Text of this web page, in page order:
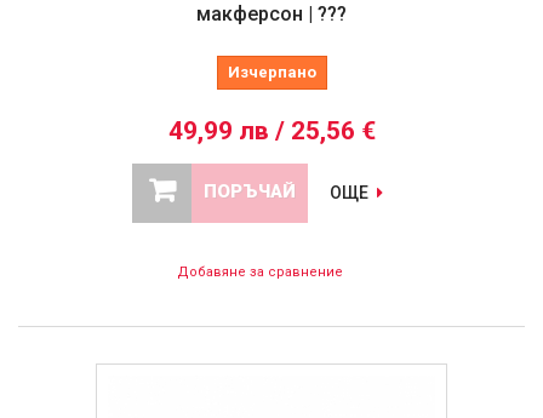
макферсон | ???
Изчерпано
49,99 лв / 25,56 €
ПОРЪЧАЙ ОЩЕ
Добавяне за сравнение